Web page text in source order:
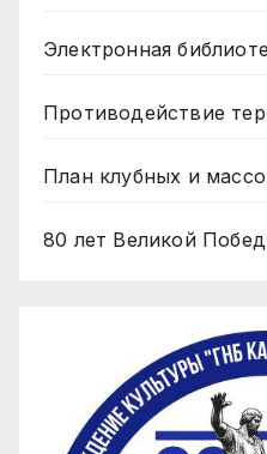
Электронная
Противодействие
План клубных и
80 лет Великой